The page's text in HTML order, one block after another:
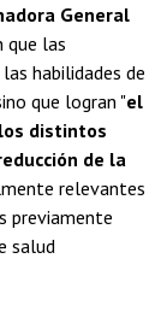
General
que las
habilidades de
que logran "el
distintos
de la
relevantes
previamente
salud